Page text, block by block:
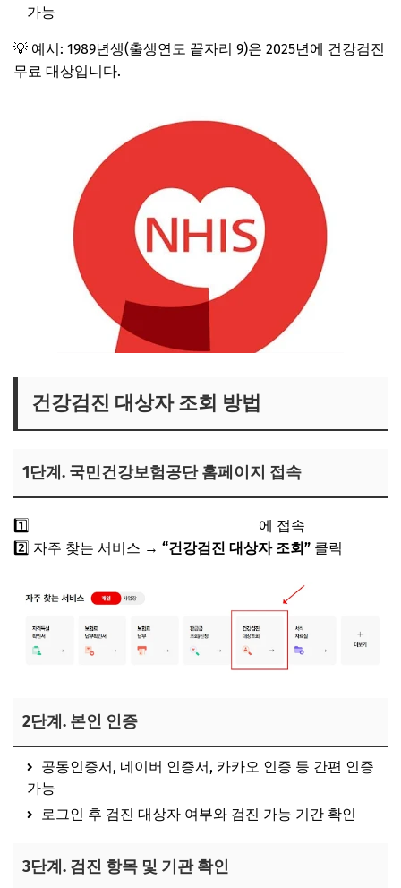
가능
💡 예시: 1989년생(출생연도 끝자리 9)은 2025년에 건강검진
무료 대상입니다.
건강검진 대상자 조회 방법
1단계. 국민건강보험공단 홈페이지 접속
1️⃣
에 접속
2️⃣ 자주 찾는 서비스 → “건강검진 대상자 조회” 클릭
2단계. 본인 인증
공동인증서, 네이버 인증서, 카카오 인증 등 간편 인증
가능
로그인 후 검진 대상자 여부와 검진 가능 기간 확인
3단계. 검진 항목 및 기관 확인